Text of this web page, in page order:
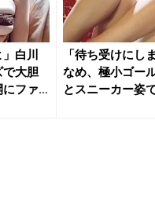
白川
大胆
ファ
「待ち受けにし
なめ、極小ゴー
とスニーカー姿